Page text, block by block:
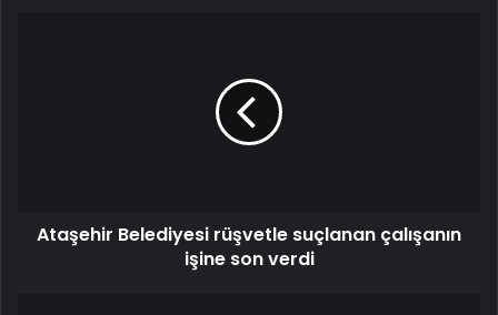
Ataşehir Belediyesi rüşvetle suçlanan çalışanın
işine son verdi